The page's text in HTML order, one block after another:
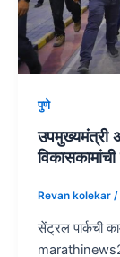
पुणे
उपमुख्यमंत्री
विकासकामांची
Revan kolekar /
सेंट्रल पार्कची